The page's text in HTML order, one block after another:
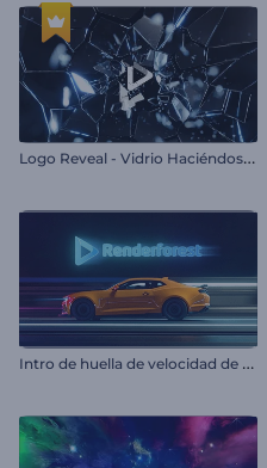
L
ogo Reveal - Vidrio Haciéndose Añicos
I
ntro de huella de velocidad de automóvil